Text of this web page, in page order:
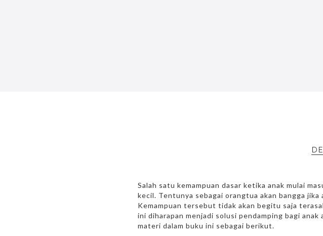
Salah satu kemampuan dasar ketika anak mulai
kecil. Tentunya sebagai orangtua akan bangga
Kemampuan tersebut tidak akan begitu saja
ini diharapan menjadi solusi pendamping bagi
materi dalam buku ini sebagai berikut.